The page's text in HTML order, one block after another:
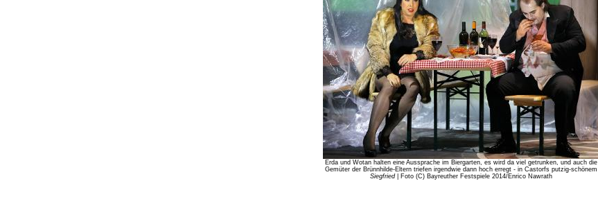
Erda und Wotan halten eine Aussprache im Biergarten, es wird da viel getrunken, und auch die
Gemüter der Brünnhilde-Eltern triefen irgendwie dann hoch erregt - in Castorfs putzig-schönem
Siegfried| Foto (C) Bayreuther Festspiele 2014/Enrico Nawrath